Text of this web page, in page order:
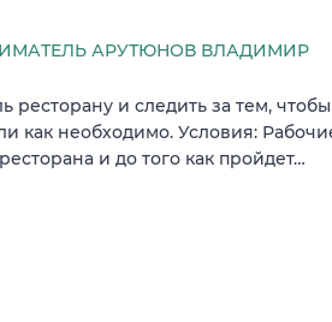
АРУТЮНОВ ВЛАДИМИР
и следить за тем,
как необходимо. Условия:
и до того как пройдет…